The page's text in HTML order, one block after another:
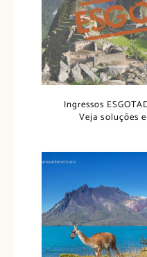
Ingressos
Veja soluções